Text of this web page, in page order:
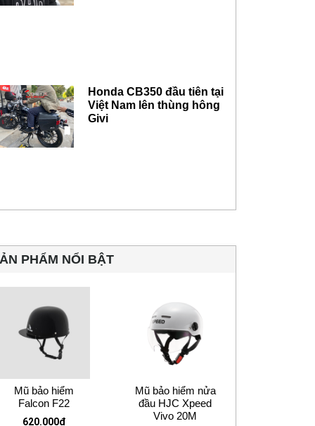
Honda CB350 đầu tiên tại
Việt Nam lên thùng hông
Givi
PHẨM NỔI BẬT
Mũ bảo hiểm
Falcon F22
620.000₫
Mũ bảo hiểm nửa
đầu HJC Xpeed
Vivo 20M